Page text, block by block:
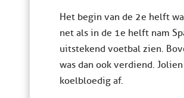
Het begin van de 2e helft
net als in de 1e helft nam
uitstekend voetbal zien.
was dan ook verdiend.
koelbloedig af.